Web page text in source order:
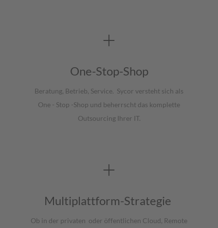
+
One-Stop-Shop
Beratung, Betrieb, Service. Sycor versteht sich als
One - Stop -Shop und beherrscht das komplette
Outsourcing Ihrer IT​.
+
Multiplattform-Strategie
Ob in der privaten oder öffentlichen Cloud, Remote